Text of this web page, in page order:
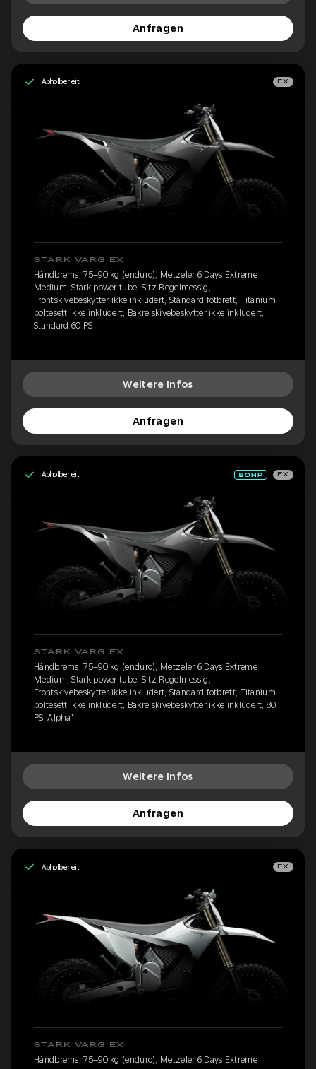
Anfragen
Abholbereit EX
STARK VARG EX
Håndbrems, 75–90 kg (enduro), Metzeler 6 Days Extreme
Medium, Stark power tube, Sitz Regelmessig,
Frontskivebeskytter ikke inkludert, Standard fotbrett, Titanium
boltesett ikke inkludert, Bakre skivebeskytter ikke inkludert,
Standard 60 PS
Weitere Infos
Anfragen
Abholbereit EX
STARK VARG EX
Håndbrems, 75–90 kg (enduro), Metzeler 6 Days Extreme
Medium, Stark power tube, Sitz Regelmessig,
Frontskivebeskytter ikke inkludert, Standard fotbrett, Titanium
boltesett ikke inkludert, Bakre skivebeskytter ikke inkludert, 80
PS 'Alpha'
Weitere Infos
Anfragen
Abholbereit EX
STARK VARG EX
Håndbrems, 75–90 kg (enduro), Metzeler 6 Days Extreme